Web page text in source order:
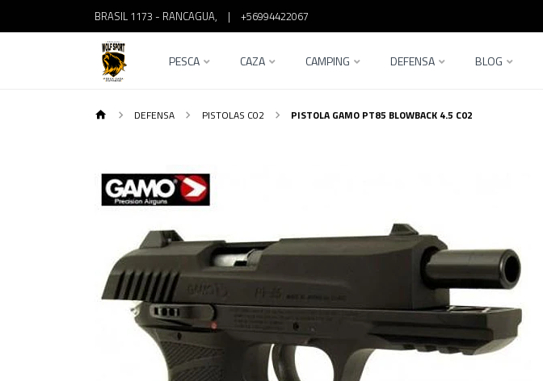
BRASIL 1173 - RANCAGUA, | +56994422067
PESCA CAZA CAMPING DEFENSA BLOG
DEFENSA PISTOLAS C02 PISTOLA GAMO PT85 BLOWBACK 4.5 C02